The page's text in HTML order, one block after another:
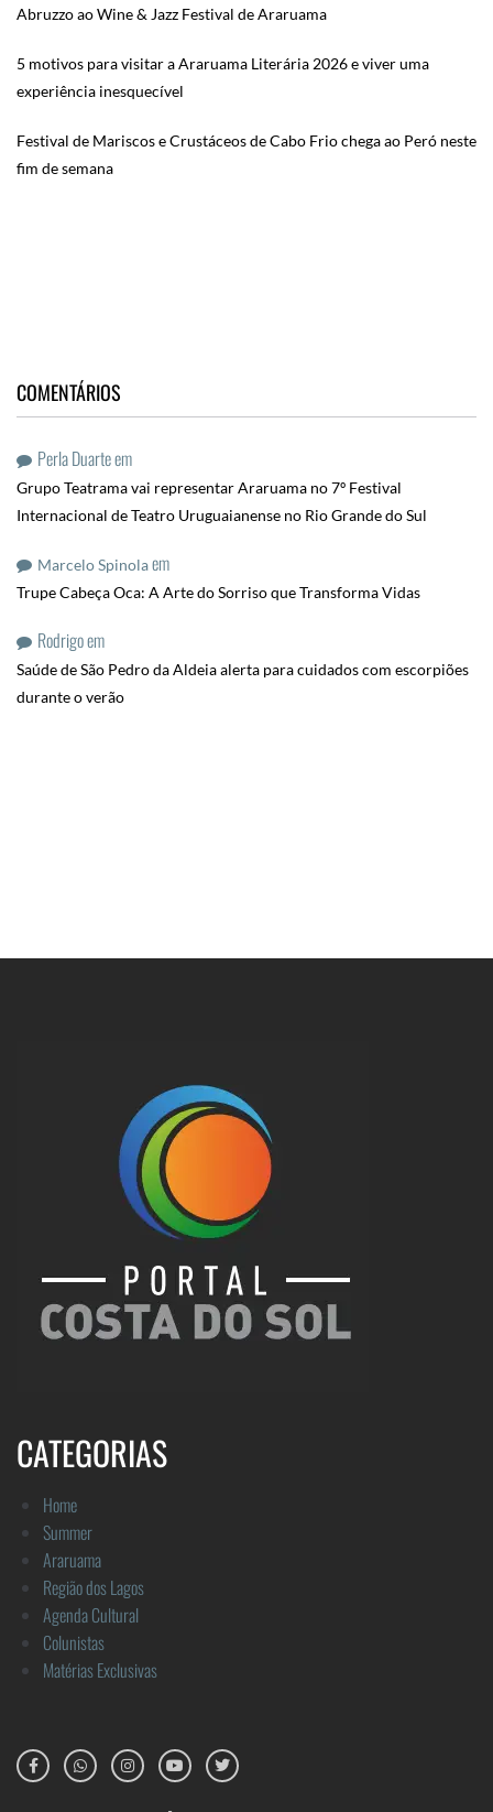
Abruzzo ao Wine & Jazz Festival de Araruama
5 motivos para visitar a Araruama Literária 2026 e viver uma
experiência inesquecível
Festival de Mariscos e Crustáceos de Cabo Frio chega ao Peró neste
fim de semana
COMENTÁRIOS
Perla Duarteem
Grupo Teatrama vai representar Araruama no 7º Festival
Internacional de Teatro Uruguaianense no Rio Grande do Sul
Marcelo Spinolaem
Trupe Cabeça Oca: A Arte do Sorriso que Transforma Vidas
Rodrigoem
Saúde de São Pedro da Aldeia alerta para cuidados com escorpiões
durante o verão
CATEGORIAS
Home
Summer
Araruama
Região dos Lagos
Agenda Cultural
Colunistas
Matérias Exclusivas